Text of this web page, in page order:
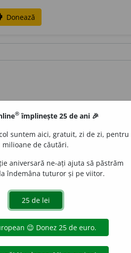
Donează
viciat din aceste încăperi) A face
a pune în circulație, a lansa.
cf. germ.ventilieren.
® împlinește 25 de ani 🎉
suntem aici, gratuit, zi de zi, pentru
milioane de căutări.
aniversară ne-ați ajuta să păstrăm
îndemâna tuturor și pe viitor.